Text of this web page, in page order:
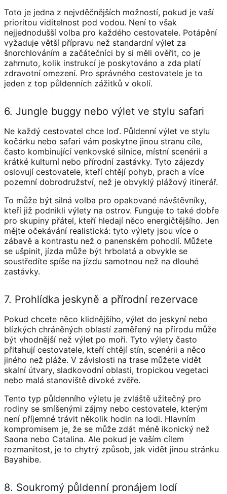
Toto je jedna z nejvděčnějších možností, pokud je vaší
prioritou viditelnost pod vodou. Není to však
nejjednodušší volba pro každého cestovatele. Potápění
vyžaduje větší přípravu než standardní výlet za
šnorchlováním a začátečníci by si měli ověřit, co je
zahrnuto, kolik instrukcí je poskytováno a zda platí
zdravotní omezení. Pro správného cestovatele je to
jeden z top půldenních zážitků v okolí.
6. Jungle buggy nebo výlet ve stylu safari
Ne každý cestovatel chce loď. Půldenní výlet ve stylu
kočárku nebo safari vám poskytne jinou stranu cíle,
často kombinující venkovské silnice, místní scenérii a
krátké kulturní nebo přírodní zastávky. Tyto zájezdy
oslovují cestovatele, kteří chtějí pohyb, prach a více
pozemní dobrodružství, než je obvyklý plážový itinerář.
To může být silná volba pro opakované návštěvníky,
kteří již podnikli výlety na ostrov. Funguje to také dobře
pro skupiny přátel, kteří hledají něco energičtějšího. Jen
mějte očekávání realistická: tyto výlety jsou více o
zábavě a kontrastu než o panenském pohodlí. Můžete
se ušpinit, jízda může být hrbolatá a obvykle se
soustředíte spíše na jízdu samotnou než na dlouhé
zastávky.
7. Prohlídka jeskyně a přírodní rezervace
Pokud chcete něco klidnějšího, výlet do jeskyní nebo
blízkých chráněných oblastí zaměřený na přírodu může
být vhodnější než výlet po moři. Tyto výlety často
přitahují cestovatele, kteří chtějí stín, scenérii a něco
jiného než pláže. V závislosti na trase můžete vidět
skalní útvary, sladkovodní oblasti, tropickou vegetaci
nebo malá stanoviště divoké zvěře.
Tento typ půldenního výletu je zvláště užitečný pro
rodiny se smíšenými zájmy nebo cestovatele, kterým
není příjemné trávit několik hodin na lodi. Hlavním
kompromisem je, že se může zdát méně ikonický než
Saona nebo Catalina. Ale pokud je vaším cílem
rozmanitost, je to chytrý způsob, jak vidět jinou stránku
Bayahibe.
8. Soukromý půldenní pronájem lodí